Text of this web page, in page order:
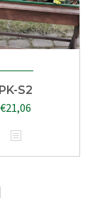
PK-S2
€21,06